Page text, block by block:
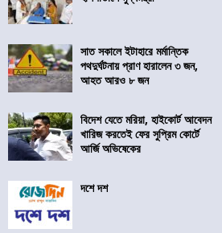
সাত সকালে ইটাহারে মর্মান্তিক
পথদুর্ঘটনায় প্রাণ হারালেন ৩ জন,
আহত আরও ৮ জন
বিদেশ যেতে মরিয়া, হাইকোর্ট আবেদন
খারিজ করতেই ফের সুপ্রিম কোর্টে
আর্জি অভিষেকের
দশে দশ